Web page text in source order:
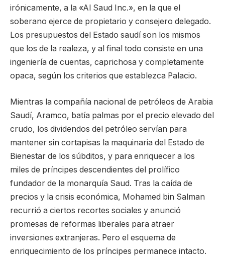
irónicamente, a la «Al Saud Inc.», en la que el
soberano ejerce de propietario y consejero delegado.
Los presupuestos del Estado saudí son los mismos
que los de la realeza, y al final todo consiste en una
ingeniería de cuentas, caprichosa y completamente
opaca, según los criterios que establezca Palacio.
Mientras la compañía nacional de petróleos de Arabia
Saudí, Aramco, batía palmas por el precio elevado del
crudo, los dividendos del petróleo servían para
mantener sin cortapisas la maquinaria del Estado de
Bienestar de los súbditos, y para enriquecer a los
miles de príncipes descendientes del prolífico
fundador de la monarquía Saud. Tras la caída de
precios y la crisis económica, Mohamed bin Salman
recurrió a ciertos recortes sociales y anunció
promesas de reformas liberales para atraer
inversiones extranjeras. Pero el esquema de
enriquecimiento de los príncipes permanece intacto.